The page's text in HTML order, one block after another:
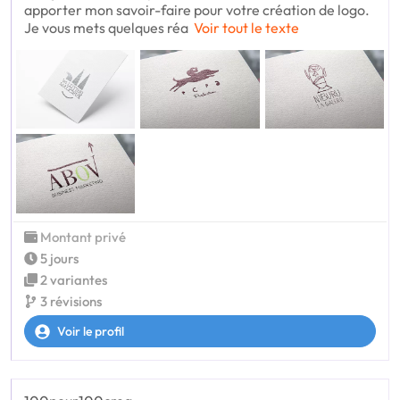
apporter mon savoir-faire pour votre création de logo.
Je vous mets quelques réa Voir tout le texte
Montant privé
5 jours
2 variantes
3 révisions
Voir le profil